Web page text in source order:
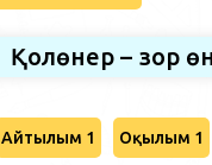
Қолөнер – зор
Айтылым 1 Оқылым 1